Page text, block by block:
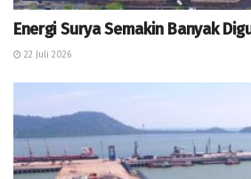
Energi Surya Semakin Banyak
22 Juli 2026